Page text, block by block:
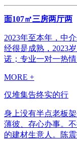
面107㎡三房两厅两
2023年至本年，中
经很是成熟，2023
诺；专业一对一热
MORE +
仅堆集告终实的行
身上没有半点老板
薄彼、存心办事。
的建材生意人。陈